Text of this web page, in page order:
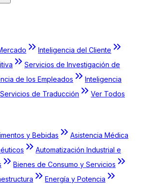
Inteligencia del Cliente
Servicios de Investigación de
de los Empleados
Inteligencia
Servicios de Traducción
Ver Todos
y Bebidas
Asistencia Médica
Automatización Industrial e
Bienes de Consumo y Servicios
Energía y Potencia